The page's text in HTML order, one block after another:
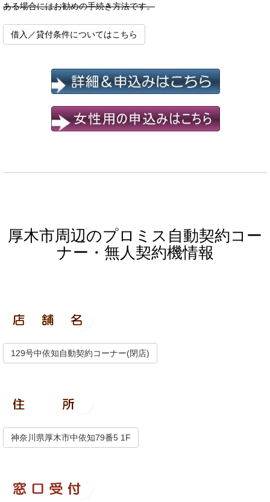
ある場合にはお勧めの手続き方法です。
借入／貸付条件についてはこちら
厚木市周辺のプロミス自動契約コー
ナー・無人契約機情報
129号中依知自動契約コーナー(閉店)
神奈川県厚木市中依知79番5 1F